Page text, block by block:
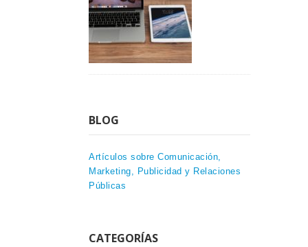
BLOG
Artículos sobre Comunicación,
Marketing, Publicidad y Relaciones
Públicas
CATEGORÍAS